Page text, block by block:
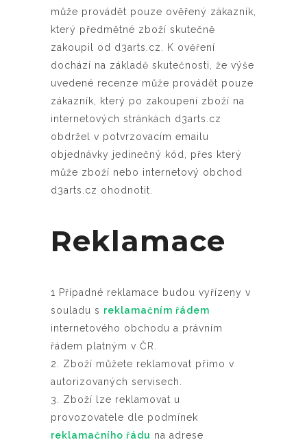
může provádět pouze ověřený zákazník,
který předmětné zboží skutečně
zakoupil od d3arts.cz. K ověření
dochází na základě skutečnosti, že výše
uvedené recenze může provádět pouze
zákazník, který po zakoupení zboží na
internetových stránkách d3arts.cz
obdržel v potvrzovacím emailu
objednávky jedinečný kód, přes který
může zboží nebo internetový obchod
d3arts.cz ohodnotit.
Reklamace
1 Případné reklamace budou vyřízeny v
souladu s reklamačním řádem
internetového obchodu a právním
řádem platným v ČR.
2. Zboží můžete reklamovat přímo v
autorizovaných servisech.
3. Zboží lze reklamovat u
provozovatele dle podmínek
reklamačního řádu na adrese